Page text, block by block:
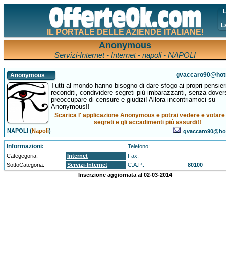
IL PORTALE DELLE AZIENDE ITALIANE!
Anonymous
Servizi-Internet - Internet - napoli - NAPOLI
Anonymous
Tutti al mondo hanno bisogno di dare sfogo ai propri
reconditi, condividere segreti più imbarazzanti, senza
preoccupare di censure e giudizi! Allora incontriamoci su
Anonymous!!
Scarica l' applicazione Anonymous e potrai vedere e
segreti e gli accadimenti più assurdi!!
NAPOLI (Napoli)
Informazioni:
Telefono:
Categegoria:
Internet
Fax:
SottoCategoria:
Servizi-Internet C.A.P.:
80100
Inserzione aggiornata al 02-03-2014